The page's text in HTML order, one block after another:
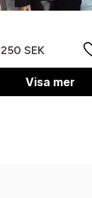
250 SEK
Visa mer